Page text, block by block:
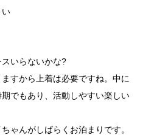
い
いらないかな?
すから上着は必要ですね。中に
でもあり、活動しやすい楽しい
ゃんがしばらくお泊まりです。